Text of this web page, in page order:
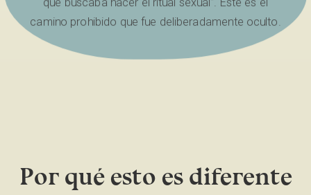
camino prohibido que fue deliberadamente oculto.
Por qué esto es diferente